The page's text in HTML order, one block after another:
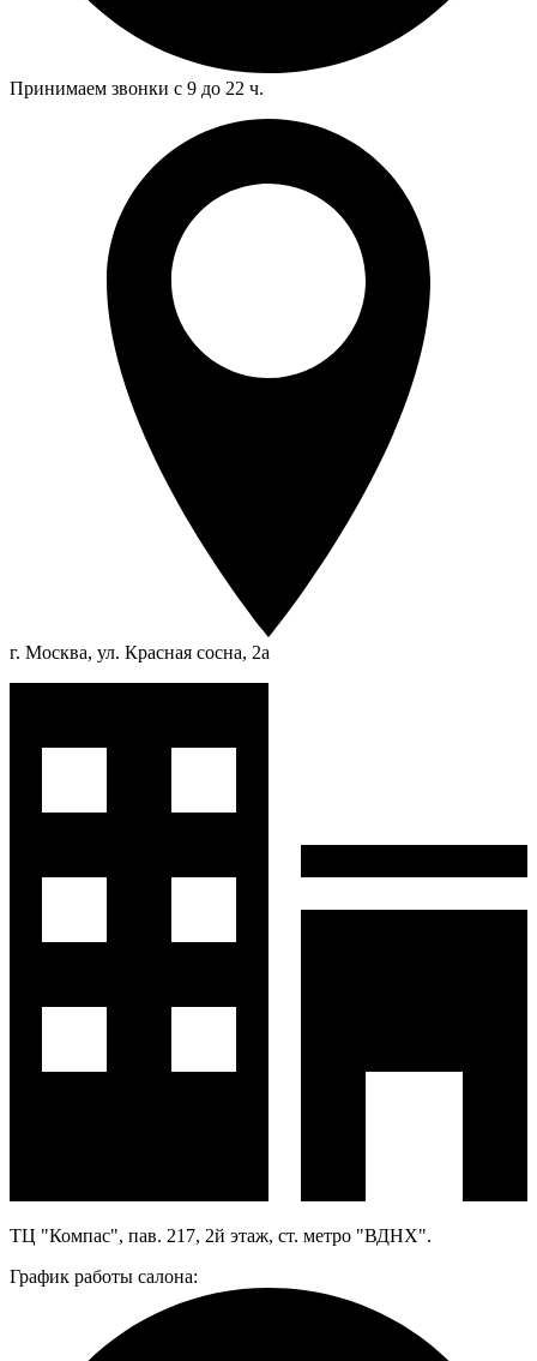
Принимаем звонки с 9 до 22 ч.
г. Москва, ул. Красная сосна, 2а
ТЦ "Компас", пав. 217, 2й этаж, ст. метро "ВДНХ".
График работы салона: